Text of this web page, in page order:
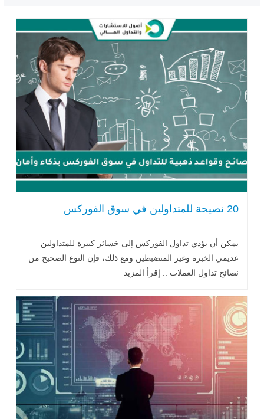
20 نصيحة للمتداولين في سوق الفوركس
يمكن أن يؤدي تداول الفوركس إلى خسائر كبيرة للمتداولين
عديمي الخبرة وغير المنضبطين ومع ذلك، فإن النوع الصحيح من
نصائح تداول العملات .. إقرأ المزيد